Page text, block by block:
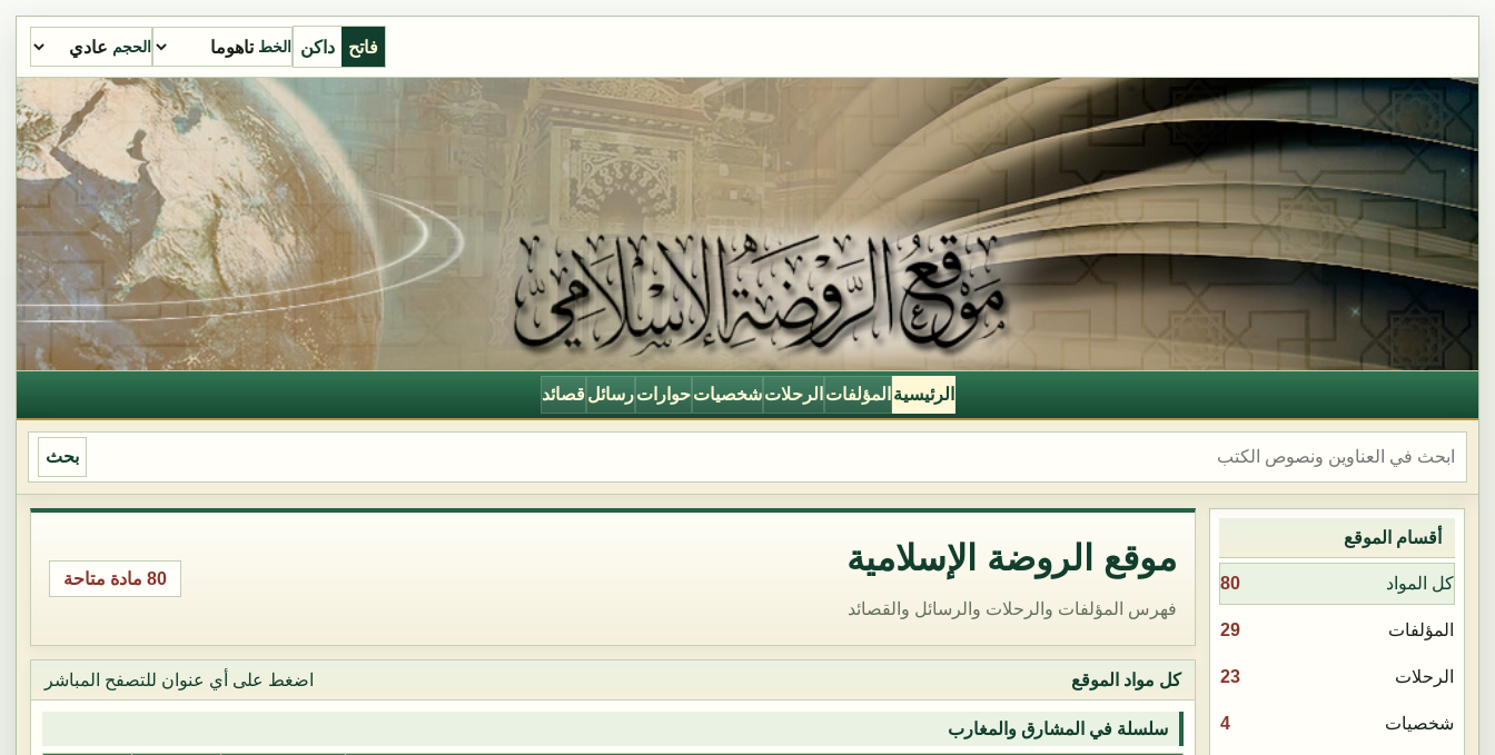
فاتح داكن الخط الحجم
الرئيسية المؤلفات الرحلات شخصيات حوارات رسائل قصائد
بحث
أقسام الموقع
كل المواد 80
المؤلفات 29
الرحلات 23
شخصيات 4
موقع الروضة الإسلامية
فهرس المؤلفات والرحلات والرسائل والقصائد
80 مادة متاحة
كل مواد الموقع اضغط على أي عنوان للتصفح المباشر
سلسلة في المشارق والمغارب